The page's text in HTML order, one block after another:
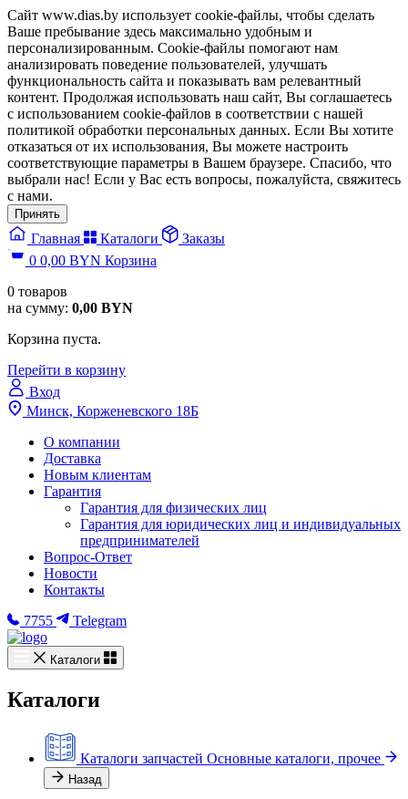
Сайт www.dias.by использует cookie-файлы, чтобы сделать
Ваше пребывание здесь максимально удобным и
персонализированным. Cookie-файлы помогают нам
анализировать поведение пользователей, улучшать
функциональность сайта и показывать вам релевантный
контент. Продолжая использовать наш сайт, Вы соглашаетесь
с использованием cookie-файлов в соответствии с нашей
политикой обработки персональных данных. Если Вы хотите
отказаться от их использования, Вы можете настроить
соответствующие параметры в Вашем браузере. Спасибо, что
выбрали нас! Если у Вас есть вопросы, пожалуйста, свяжитесь
с нами.
Принять
Главная Каталоги
Заказы
0 0,00 BYN Корзина
0 товаров
на сумму: 0,00 BYN
Корзина пуста.
Перейти в корзину
Вход
Минск, Корженевского 18Б
О компании
Доставка
Новым клиентам
Гарантия
Гарантия для физических лиц
Гарантия для юридических лиц и индивидуальных
предпринимателей
Вопрос-Ответ
Новости
Контакты
7755
Telegram
Каталоги
Каталоги
Каталоги запчастей Основные каталоги, прочее
Назад